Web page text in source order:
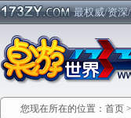
最权威/资深
您现在所在的位置： 首页 >